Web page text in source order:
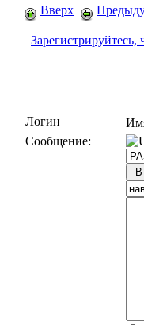
Вверх
Логин
Сообщение: